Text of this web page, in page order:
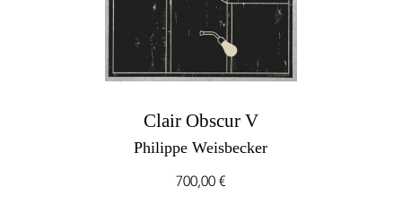
Clair Obscur V
Philippe Weisbecker
700,00€